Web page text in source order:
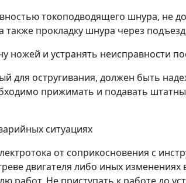
токоподводящего шнура, не
также прокладку шнура через
ножей и устранять неисправности
для остругивания, должен быть
прижимать и подавать
ситуациях
от соприкосновения с
двигателя либо иных